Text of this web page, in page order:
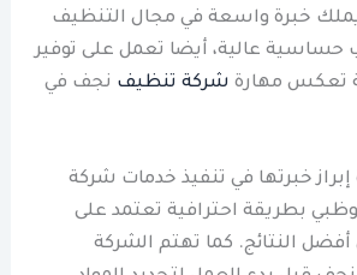
خبرة واسعة في مجال التنظيف
حساسية عالية، أيضا تعمل على توفير
تعكس مهارة شركة تنظيف نجف في
خبرتها في تنفيذ خدمات شركة
بطريقة احترافية تعتمد على
أفضل النتائج. كما تهتم الشركة